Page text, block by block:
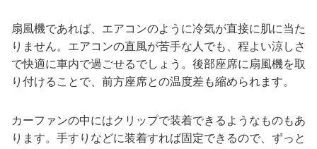
扇風機であれば、エアコンのように冷気が直接に肌に当た
りません。エアコンの直風が苦手な人でも、程よい涼しさ
で快適に車内で過ごせるでしょう。後部座席に扇風機を取
り付けることで、前方座席との温度差も縮められます。
カーファンの中にはクリップで装着できるようなものもあ
ります。手すりなどに装着すれば固定できるので、ずっと